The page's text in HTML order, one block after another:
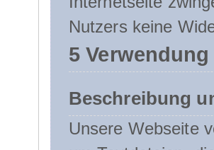
Nutzers keine
5
Beschreibung
Unsere Webseite